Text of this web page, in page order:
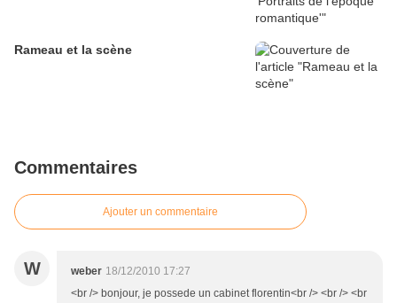
Rameau et la scène
Commentaires
Ajouter un commentaire
W weber 18/12/2010 17:27
<br /> bonjour, je possede un cabinet florentin<br /> <br /> <br